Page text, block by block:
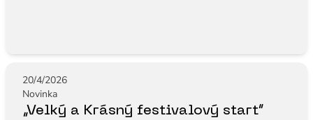
20/4/2026
Novinka
„Velký a Krásný festivalový start“